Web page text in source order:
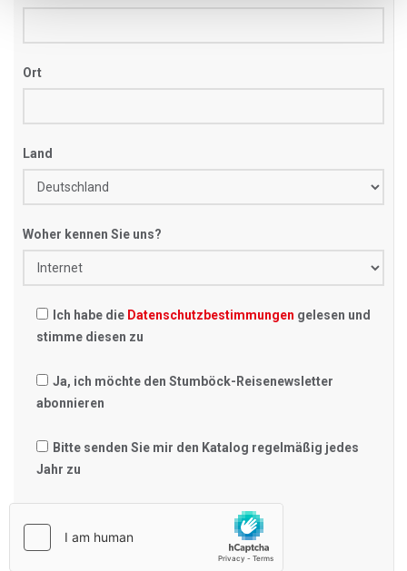
Ort
Land
Woher kennen Sie uns?
Ich habe die Datenschutzbestimmungen gelesen und
stimme diesen zu
Ja, ich möchte den Stumböck-Reisenewsletter
abonnieren
Bitte senden Sie mir den Katalog regelmäßig jedes
Jahr zu